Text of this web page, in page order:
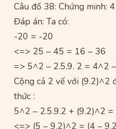
Câu đố 38: Chứng minh:
Đáp án: Ta có:
-20 = -20
<=> 25 – 45 = 16 – 36
=> 5^2 – 2.5.9. 2 = 4^2
Cộng cả 2 vế với (9.2)^2
thức :
5^2 – 2.5.9.2 + (9.2)^2
<=> (5 – 9.2)^2 = (4 –